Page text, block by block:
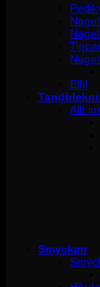
Elfil
Allt
Smycken